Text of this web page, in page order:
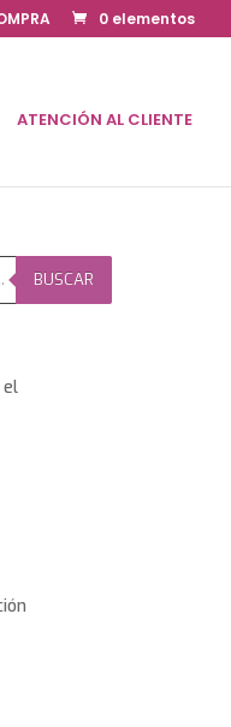
0 elementos
ATENCIÓN AL CLIENTE
BUSCAR
el